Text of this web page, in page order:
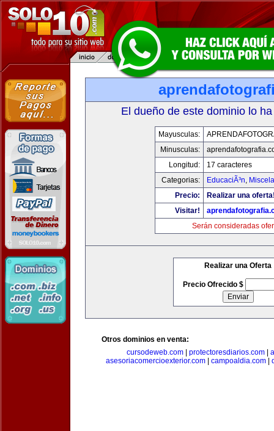
El dueño de este dominio lo
Mayusculas:
Minusculas:
Longitud:
17 caracteres
Categorias:
EducaciÃ³n,
Precio:
Realizar una
Visitar!
Serán consideradas
Realizar una Oferta
Precio Ofrecido $
Otros dominios en venta:
cursodeweb.com
protectoresdiarios.com
asesoriacomercioexterior.com
campoaldia.com